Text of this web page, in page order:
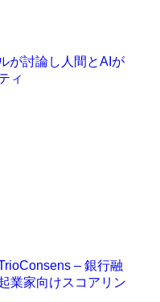
が討論し人間とAIが
ィ
– 銀行融
業家向けスコアリン